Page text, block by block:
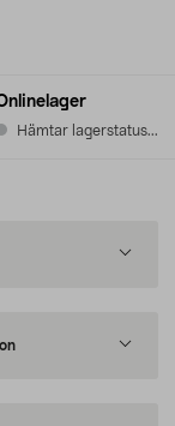
Hämtar lagerstatus...